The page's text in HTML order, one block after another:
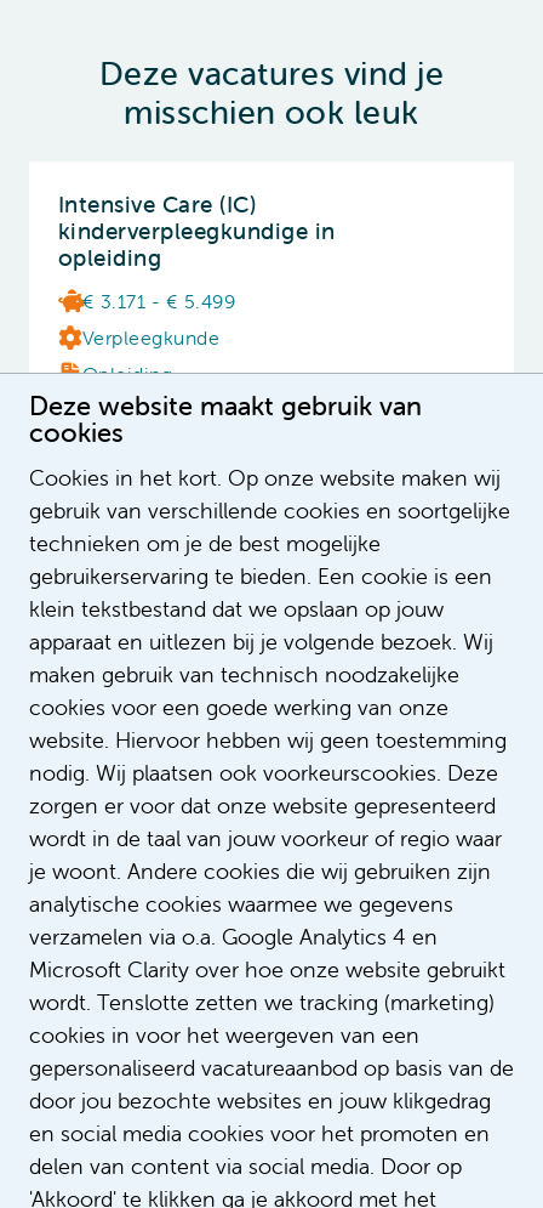
Deze website maakt gebruik van
cookies
Cookies in het kort. Op onze website maken wij
gebruik van verschillende cookies en soortgelijke
technieken om je de best mogelijke
gebruikerservaring te bieden. Een cookie is een
klein tekstbestand dat we opslaan op jouw
apparaat en uitlezen bij je volgende bezoek. Wij
maken gebruik van technisch noodzakelijke
cookies voor een goede werking van onze
website. Hiervoor hebben wij geen toestemming
nodig. Wij plaatsen ook voorkeurscookies. Deze
zorgen er voor dat onze website gepresenteerd
wordt in de taal van jouw voorkeur of regio waar
je woont. Andere cookies die wij gebruiken zijn
analytische cookies waarmee we gegevens
verzamelen via o.a. Google Analytics 4 en
Microsoft Clarity over hoe onze website gebruikt
wordt. Tenslotte zetten we tracking (marketing)
cookies in voor het weergeven van een
gepersonaliseerd vacatureaanbod op basis van de
door jou bezochte websites en jouw klikgedrag
en social media cookies voor het promoten en
delen van content via social media. Door op
'Akkoord' te klikken ga je akkoord met het
Deze vacatures vind je
misschien ook leuk
Intensive Care (IC)
kinderverpleegkundige in
opleiding
€ 3.171 - € 5.499
Verpleegkunde
Opleiding
16 - 36 uur
Intensive Care (IC)
neonatologieverpleegkundige
€ 4.185 - € 5.499
Verpleegkunde
Bepaalde tijd met uitzicht op vast
24 - 36 uur
High care
neonatologieverpleegkundige
€ 3.626 - € 5.134
Verpleegkunde
Bepaalde tijd met uitzicht op vast
16 - 36 uur
Bekijk alle vacatures